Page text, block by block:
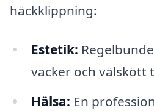
häckklippning:
Estetik:
vacker och välskött
Hälsa: En